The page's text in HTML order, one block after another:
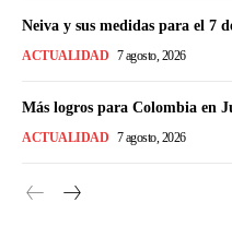
Neiva y sus medidas para el 7
ACTUALIDAD 7 agosto, 2026
Más logros para Colombia en
ACTUALIDAD 7 agosto, 2026